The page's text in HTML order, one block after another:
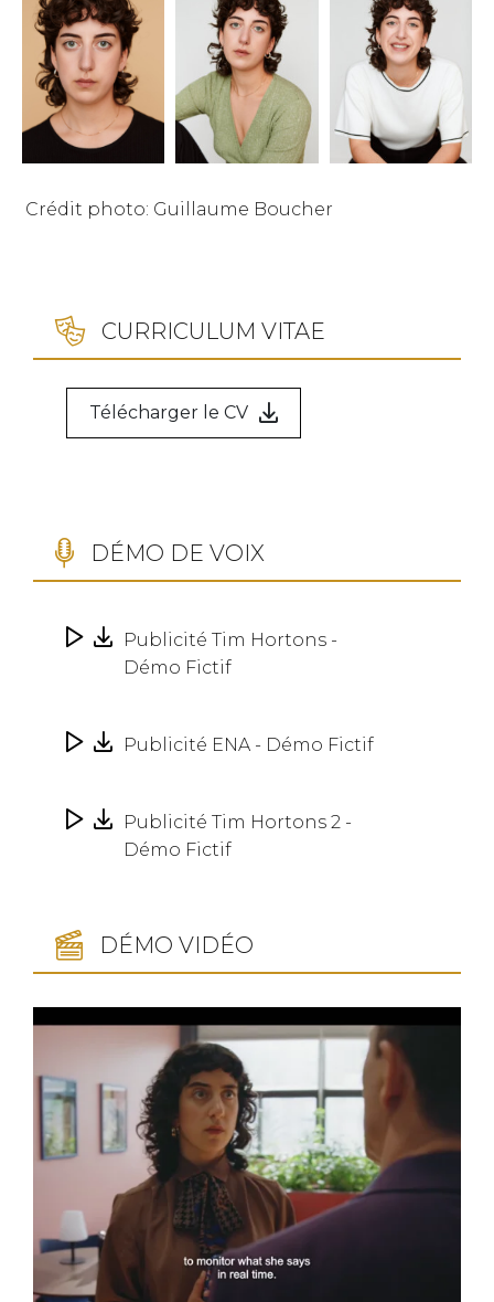
Crédit photo: Guillaume Boucher
CURRICULUM VITAE
Télécharger le CV
DÉMO DE VOIX
Publicité Tim Hortons -
Démo Fictif
Publicité ENA - Démo Fictif
Publicité Tim Hortons 2 -
Démo Fictif
DÉMO VIDÉO